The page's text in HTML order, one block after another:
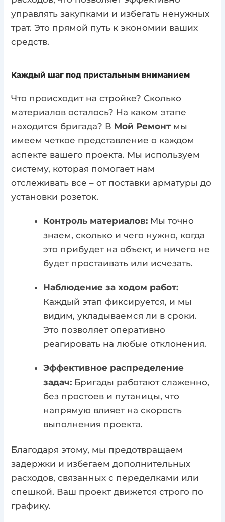
управлять закупками и избегать ненужных
трат. Это прямой путь к экономии ваших
средств.
Каждый шаг под пристальным вниманием
Что происходит на стройке? Сколько
материалов осталось? На каком этапе
находится бригада? В Мой Ремонт мы
имеем четкое представление о каждом
аспекте вашего проекта. Мы используем
систему, которая помогает нам
отслеживать все – от поставки арматуры до
установки розеток.
Контроль материалов: Мы точно
знаем, сколько и чего нужно, когда
это прибудет на объект, и ничего не
будет простаивать или исчезать.
Наблюдение за ходом работ:
Каждый этап фиксируется, и мы
видим, укладываемся ли в сроки.
Это позволяет оперативно
реагировать на любые отклонения.
Эффективное распределение
задач: Бригады работают слаженно,
без простоев и путаницы, что
напрямую влияет на скорость
выполнения проекта.
Благодаря этому, мы предотвращаем
задержки и избегаем дополнительных
расходов, связанных с переделками или
спешкой. Ваш проект движется строго по
графику.